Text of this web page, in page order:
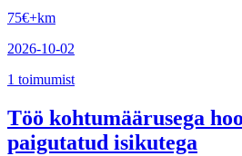
75€+km
2026-10-02
1 toimumist
Töö kohtumäärusega
paigutatud isikutega